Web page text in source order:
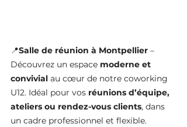
📍Salle de réunion à Montpellier –
Découvrez un espace moderne et
convivial au cœur de notre coworking
U12. Idéal pour vos réunions d’équipe,
ateliers ou rendez-vous clients, dans
un cadre professionnel et flexible.